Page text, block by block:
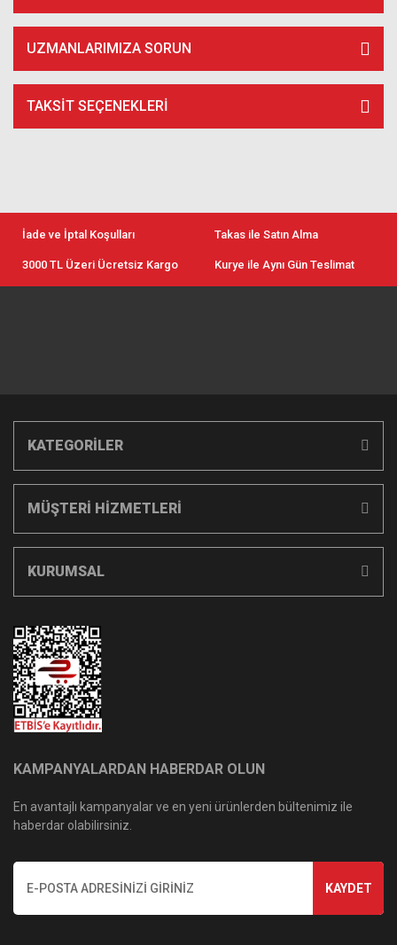
UZMANLARIMIZA SORUN
TAKSIT SEÇENEKLERI
İade ve İptal Koşulları Takas ile Satın Alma
3000 TL Üzeri Ücretsiz Kargo Kurye ile Aynı Gün Teslimat
KATEGORİLER
MÜŞTERİ HİZMETLERİ
KURUMSAL
KAMPANYALARDAN HABERDAR OLUN
En avantajlı kampanyalar ve en yeni ürünlerden bültenimiz ile
haberdar olabilirsiniz.
KAYDET